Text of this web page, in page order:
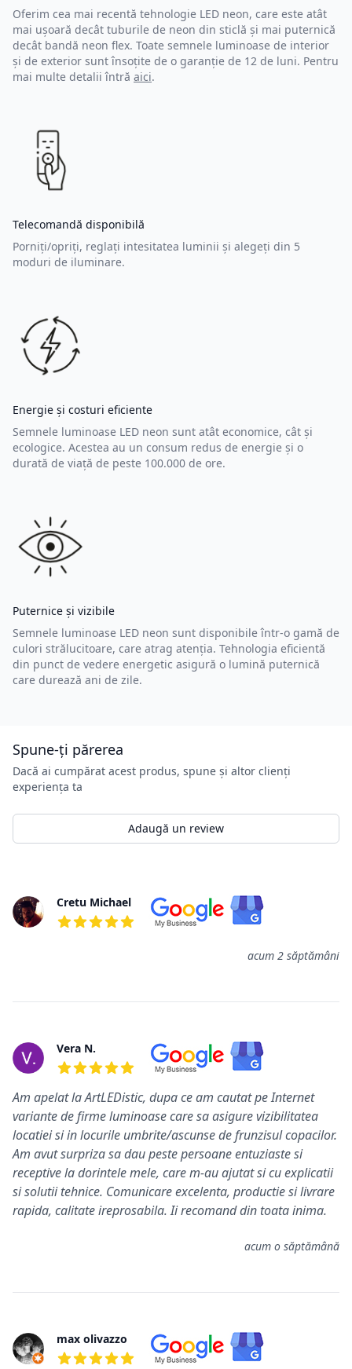
Oferim cea mai recentă tehnologie LED neon, care este atât
mai ușoară decât tuburile de neon din sticlă și mai puternică
decât bandă neon flex. Toate semnele luminoase de interior
și de exterior sunt însoțite de o garanție de 12 de luni. Pentru
mai multe detalii întră aici.
Telecomandă disponibilă
Porniți/opriți, reglați intesitatea luminii și alegeți din 5
moduri de iluminare.
Energie și costuri eficiente
Semnele luminoase LED neon sunt atât economice, cât și
ecologice. Acestea au un consum redus de energie și o
durată de viață de peste 100.000 de ore.
Puternice și vizibile
Semnele luminoase LED neon sunt disponibile într-o gamă de
culori strălucitoare, care atrag atenția. Tehnologia eficientă
din punct de vedere energetic asigură o lumină puternică
care durează ani de zile.
Spune-ți părerea
Dacă ai cumpărat acest produs, spune și altor clienți
experiența ta
Adaugă un review
Review-uriCretu Michael
acum 2 săptămâni
Vera N.
Am apelat la ArtLEDistic, dupa ce am cautat pe Internet
variante de firme luminoase care sa asigure vizibilitatea
locatiei si in locurile umbrite/ascunse de frunzisul copacilor.
Am avut surpriza sa dau peste persoane entuziaste si
receptive la dorintele mele, care m-au ajutat si cu explicatii
si solutii tehnice. Comunicare excelenta, productie si livrare
rapida, calitate ireprosabila. Ii recomand din toata inima.
acum o săptămână
max olivazzo